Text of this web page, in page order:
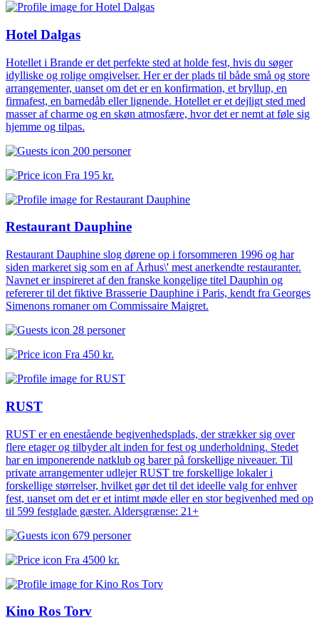
Hotel Dalgas
Hotellet i Brande er det perfekte sted at holde fest, hvis du søger
idylliske og rolige omgivelser. Her er der plads til både små og store
arrangementer, uanset om det er en konfirmation, et bryllup, en
firmafest, en barnedåb eller lignende. Hotellet er et dejligt sted med
masser af charme og en skøn atmosfære, hvor det er nemt at føle sig
hjemme og tilpas.
200 personer
Fra 195 kr.
Restaurant Dauphine
Restaurant Dauphine slog dørene op i forsommeren 1996 og har
siden markeret sig som en af Århus\' mest anerkendte restauranter.
Navnet er inspireret af den franske kongelige titel Dauphin og
refererer til det fiktive Brasserie Dauphine i Paris, kendt fra Georges
Simenons romaner om Commissaire Maigret.
28 personer
Fra 450 kr.
RUST
RUST er en enestående begivenhedsplads, der strækker sig over
flere etager og tilbyder alt inden for fest og underholdning. Stedet
har en imponerende natklub og barer på forskellige niveauer. Til
private arrangementer udlejer RUST tre forskellige lokaler i
forskellige størrelser, hvilket gør det til det ideelle valg for enhver
fest, uanset om det er et intimt møde eller en stor begivenhed med op
til 599 festglade gæster. Aldersgrænse: 21+
679 personer
Fra 4500 kr.
Kino Ros Torv